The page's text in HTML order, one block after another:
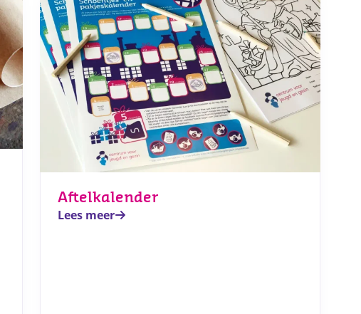
Aftelkalender
Lees meer